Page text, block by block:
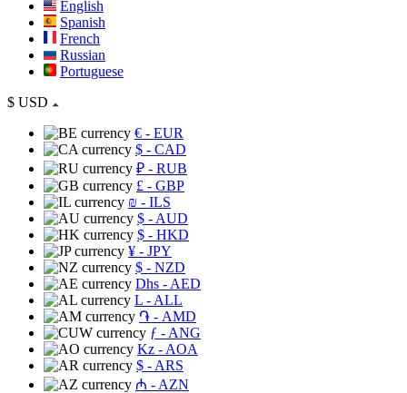
English
Spanish
French
Russian
Portuguese
$ USD
€ - EUR
$ - CAD
₽ - RUB
£ - GBP
₪ - ILS
$ - AUD
$ - HKD
¥ - JPY
$ - NZD
Dhs - AED
L - ALL
֏ - AMD
ƒ - ANG
Kz - AOA
$ - ARS
₼ - AZN